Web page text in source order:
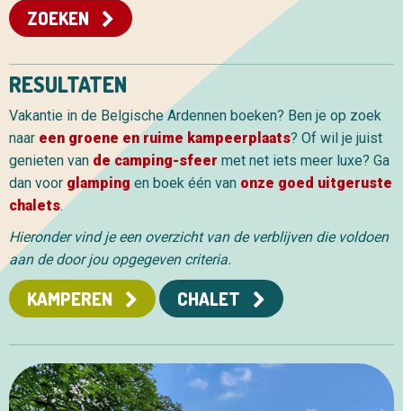
ZOEKEN
RESULTATEN
Vakantie in de Belgische Ardennen boeken? Ben je op zoek
naar een groene en ruime kampeerplaats? Of wil je juist
genieten van de camping-sfeer met net iets meer luxe? Ga
dan voor glamping en boek één van onze goed uitgeruste
chalets.
Hieronder vind je een overzicht van de verblijven die voldoen
aan de door jou opgegeven criteria.
KAMPEREN CHALET